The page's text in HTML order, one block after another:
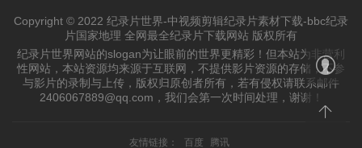
Copyright © 2022 纪录片世界-中视频剪辑纪录片素材下载-bbc纪录
片国家地理 全网最全纪录片下载网站 版权所有
纪录片世界网站的slogan为让眼前的世界更精彩！但本站为非营利
性网站，本站资源均来源于互联网，不提供影片资源的存储，不参
与影片的录制与上传，版权归原创者所有，若有侵权请联系邮件
2406067889@qq.com，我们会第一次时间处理，谢谢！
友情链接： 百度 腾讯